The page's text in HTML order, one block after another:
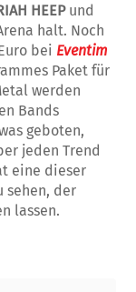
HEEPund
halt. Noch
bei Eventim
Paket für
werden
Bands
geboten,
jeden Trend
eine dieser
sehen, der
lassen.